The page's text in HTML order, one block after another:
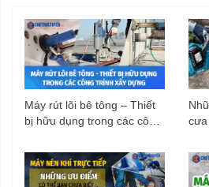
Máy rút lõi bê tông – Thiết
bị hữu dụng trong các công